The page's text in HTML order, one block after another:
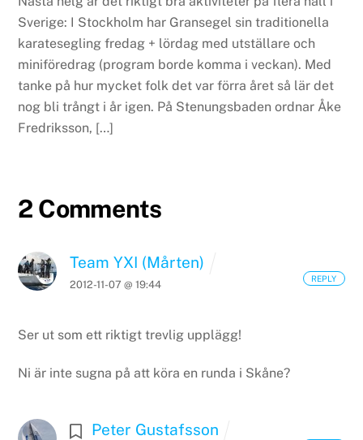
Sverige: I Stockholm har Gransegel sin traditionella
karatesegling fredag + lördag med utställare och
miniföredrag (program borde komma i veckan). Med
tanke på hur mycket folk det var förra året så lär det
nog bli trångt i år igen. På Stenungsbaden ordnar Åke
Fredriksson, […]
2 Comments
Team YXI (Mårten)
2012-11-07 @ 19:44
Ser ut som ett riktigt trevlig upplägg!
Ni är inte sugna på att köra en runda i Skåne?
REPLY
Peter Gustafsson